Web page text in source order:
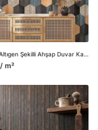
Geometrik Altıgen Şekilli Ahşap Duvar Kağıdı, Vintage Ahşap Blok Desenli Duvar Posteri
m²